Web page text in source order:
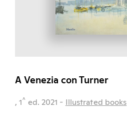
A Venezia con Turner
, 1^ ed. 2021 - Illustrated books